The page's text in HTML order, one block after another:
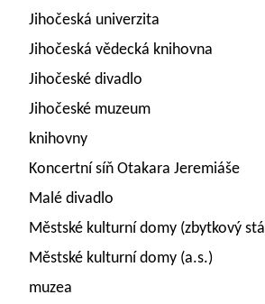
Jihočeská univerzita
Jihočeská vědecká knihovna
Jihočeské divadlo
Jihočeské muzeum
knihovny
Koncertní síň Otakara Jeremiáše
Malé divadlo
Městské kulturní domy (zbytkový
Městské kulturní domy (a.s.)
muzea